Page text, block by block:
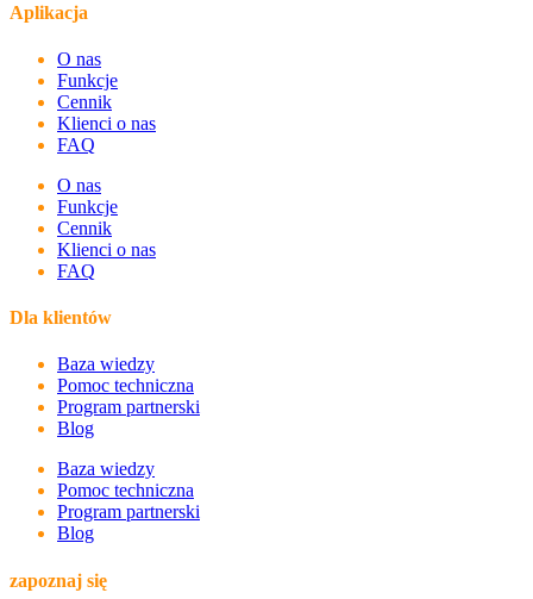
Aplikacja
O nas
Funkcje
Cennik
Klienci o nas
FAQ
O nas
Funkcje
Cennik
Klienci o nas
FAQ
Dla klientów
Baza wiedzy
Pomoc techniczna
Program partnerski
Blog
Baza wiedzy
Pomoc techniczna
Program partnerski
Blog
zapoznaj się